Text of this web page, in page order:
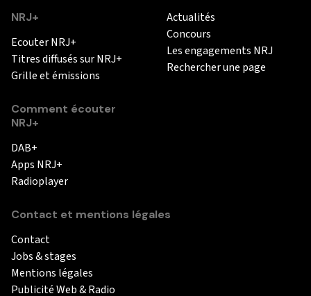
NRJ+
Ecouter NRJ+
Titres diffusés sur NRJ+
Grille et émissions
Comment écouter
NRJ+
DAB+
Apps NRJ+
Radioplayer
Actualités
Concours
Les engagements NRJ
Rechercher une page
Contact et mentions légales
Contact
Jobs & stages
Mentions légales
Publicité Web & Radio